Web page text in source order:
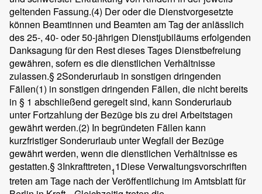
geltenden Fassung.(4) Der oder die Dienstvorgesetzte
können Beamtinnen und Beamten am Tag der anlässlich
des 25-, 40- oder 50-jährigen Dienstjubiläums erfolgenden
Danksagung für den Rest dieses Tages Dienstbefreiung
gewähren, sofern es die dienstlichen Verhältnisse
zulassen.§ 2Sonderurlaub in sonstigen dringenden
Fällen(1) in sonstigen dringenden Fällen, die nicht bereits
in § 1 abschließend geregelt sind, kann Sonderurlaub
unter Fortzahlung der Bezüge bis zu drei Arbeitstagen
gewährt werden.(2) In begründeten Fällen kann
kurzfristiger Sonderurlaub unter Wegfall der Bezüge
gewährt werden, wenn die dienstlichen Verhältnisse es
gestatten.§ 3Inkrafttreten11Diese Verwaltungsvorschriften
treten am Tage nach der Veröffentlichung im Amtsblatt für